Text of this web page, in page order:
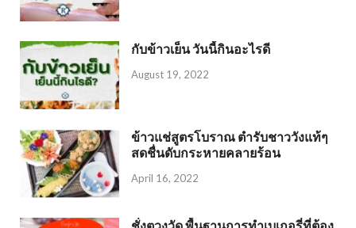
กับข้าวเย็น วันนี้กินอะไรดี
August 19, 2022
ข้าวแช่สูตรโบราณ ตำรับชาววังแท้ๆ
สดชื่นดับกระหายคลายร้อน
April 16, 2022
ชั่งตวงวัด พื้นฐานการทำเบเกอรี่ที่ต้อง